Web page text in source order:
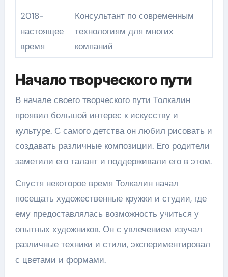
2018-
настоящее
время
Консультант по современным
технологиям для многих
компаний
Начало творческого пути
В начале своего творческого пути Толкалин
проявил большой интерес к искусству и
культуре. С самого детства он любил рисовать и
создавать различные композиции. Его родители
заметили его талант и поддерживали его в этом.
Спустя некоторое время Толкалин начал
посещать художественные кружки и студии, где
ему предоставлялась возможность учиться у
опытных художников. Он с увлечением изучал
различные техники и стили, экспериментировал
с цветами и формами.